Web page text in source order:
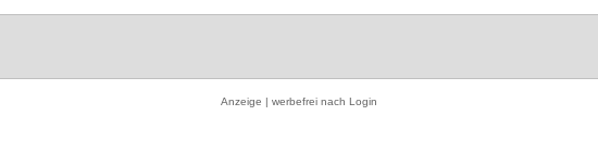
Anzeige | werbefrei nach Login